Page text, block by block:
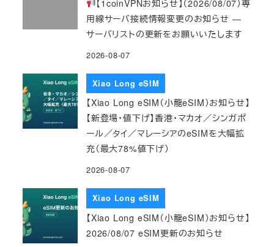
【1coinVPNお知らせ】（2026/08/07）専
用線サーバ接続情報変更のお知らせ ―
サーバリストの更新をお願いいたします
2026-08-07
Xiao Long eSIM
【Xiao Long eSIM（小龍eSIM）お知らせ】
【新登場・値下げ】香港・マカオ／シンガポ
ール／タイ／マレーシアのeSIMを大幅拡
充（最大78%値下げ）
2026-08-07
Xiao Long eSIM
【Xiao Long eSIM（小龍eSIM）お知らせ】
2026/08/07 eSIM更新のお知らせ